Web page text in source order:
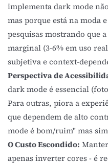
implementa dark mode
mas porque está na moda
pesquisas mostrando que
marginal (3-6% em uso
subjetiva e context-
Perspectiva de
dark mode é essencial
Para outras, piora a
que dependem de alto
mode é bom/ruim" mas
O Custo Escondido:
apenas inverter cores - é